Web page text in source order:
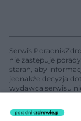
Serwis
nie zastępuje
starań, aby
jednakże decyzja
wydawca serwisu
świadczeń